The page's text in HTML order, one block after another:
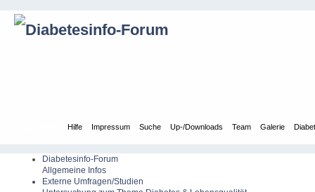
Hilfe Impressum Suche Up-/Downloads Team Galerie
Diabetesinfo-Forum
Allgemeine Infos
Externe Umfragen/Studien